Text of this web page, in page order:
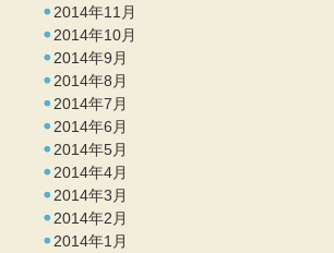
2014年11月
2014年10月
2014年9月
2014年8月
2014年7月
2014年6月
2014年5月
2014年4月
2014年3月
2014年2月
2014年1月